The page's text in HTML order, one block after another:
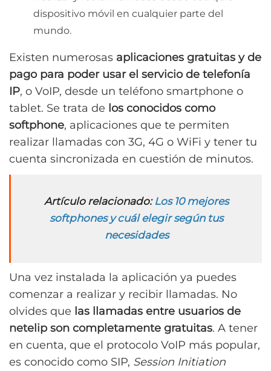
dispositivo móvil en cualquier parte del
mundo.
Existen numerosas aplicaciones gratuitas y de
pago para poder usar el servicio de telefonía
IP, o VoIP, desde un teléfono smartphone o
tablet. Se trata de los conocidos como
softphone, aplicaciones que te permiten
realizar llamadas con 3G, 4G o WiFi y tener tu
cuenta sincronizada en cuestión de minutos.
Artículo relacionado: Los 10 mejores
softphones y cuál elegir según tus
necesidades
Una vez instalada la aplicación ya puedes
comenzar a realizar y recibir llamadas. No
olvides que las llamadas entre usuarios de
netelip son completamente gratuitas. A tener
en cuenta, que el protocolo VoIP más popular,
es conocido como SIP, Session Initiation